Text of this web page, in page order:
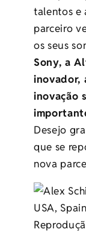
talentos e
parceiro
os seus
Sony, a
inovador,
inovação
Desejo
que se
nova